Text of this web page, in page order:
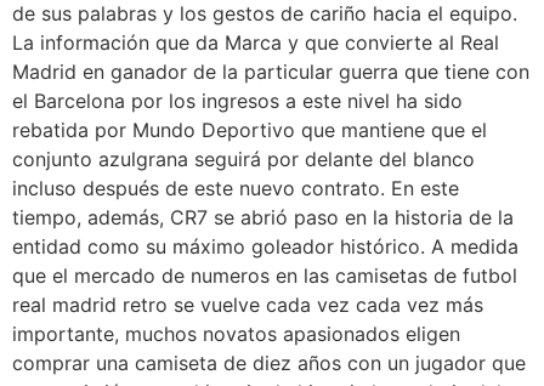
de sus palabras y los gestos de cariño hacia el equipo.
La información que da Marca y que convierte al Real
Madrid en ganador de la particular guerra que tiene con
el Barcelona por los ingresos a este nivel ha sido
rebatida por Mundo Deportivo que mantiene que el
conjunto azulgrana seguirá por delante del blanco
incluso después de este nuevo contrato. En este
tiempo, además, CR7 se abrió paso en la historia de la
entidad como su máximo goleador histórico. A medida
que el mercado de numeros en las camisetas de futbol
real madrid retro se vuelve cada vez cada vez más
importante, muchos novatos apasionados eligen
comprar una camiseta de diez años con un jugador que